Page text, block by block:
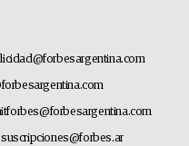
suscripciones@forbes.ar